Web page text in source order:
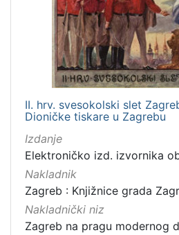
II. hrv. svesokolski slet
Dioničke tiskare u Zagrebu
Izdanje
Elektroničko izd. izvornika
Nakladnik
Zagreb : Knjižnice grada
Nakladnički niz
Zagreb na pragu modernog